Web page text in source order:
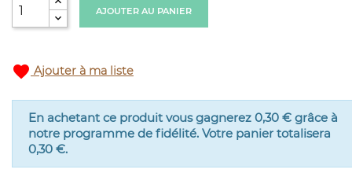
AJOUTER AU PANIER
favorite Ajouter à ma liste
En achetant ce produit vous gagnerez 0,30 € grâce à
notre programme de fidélité. Votre panier totalisera
0,30 €.